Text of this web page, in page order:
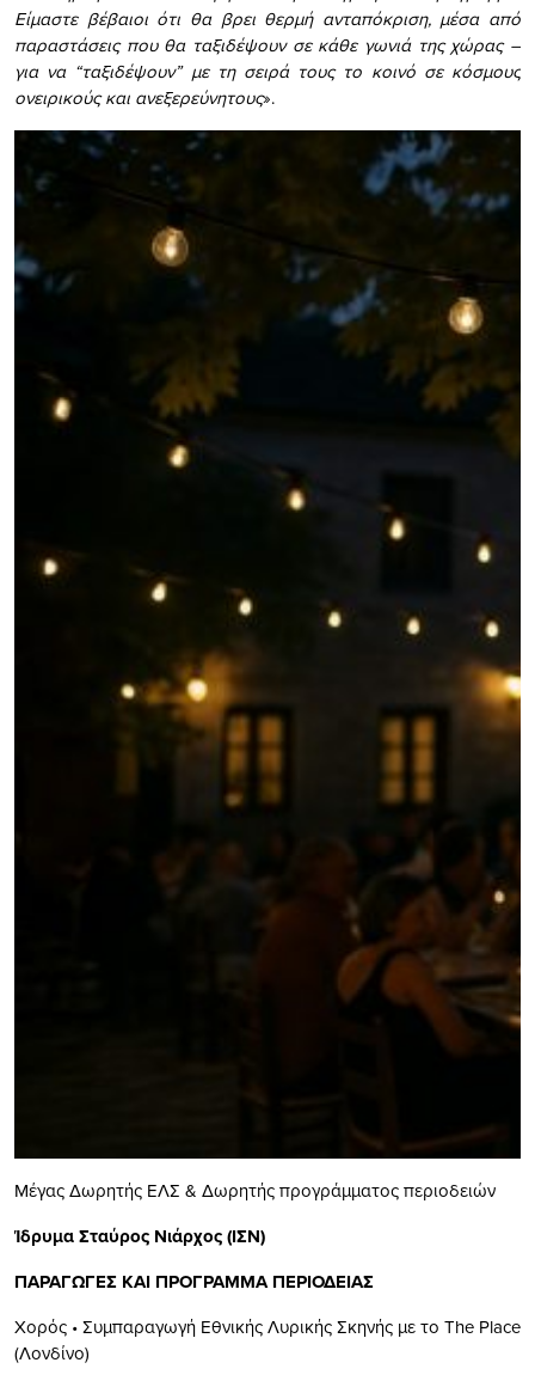
Είμαστε βέβαιοι ότι θα βρει θερμή ανταπόκριση, μέσα από
παραστάσεις που θα ταξιδέψουν σε κάθε γωνιά της χώρας –
για να “ταξιδέψουν” με τη σειρά τους το κοινό σε κόσμους
ονειρικούς και ανεξερεύνητους».
Μέγας Δωρητής ΕΛΣ & Δωρητής προγράμματος περιοδειών
Ίδρυμα Σταύρος Νιάρχος (ΙΣΝ)
ΠΑΡΑΓΩΓΕΣ ΚΑΙ ΠΡΟΓΡΑΜΜΑ ΠΕΡΙΟΔΕΙΑΣ
Χορός • Συμπαραγωγή Εθνικής Λυρικής Σκηνής με το The Place
(Λονδίνο)